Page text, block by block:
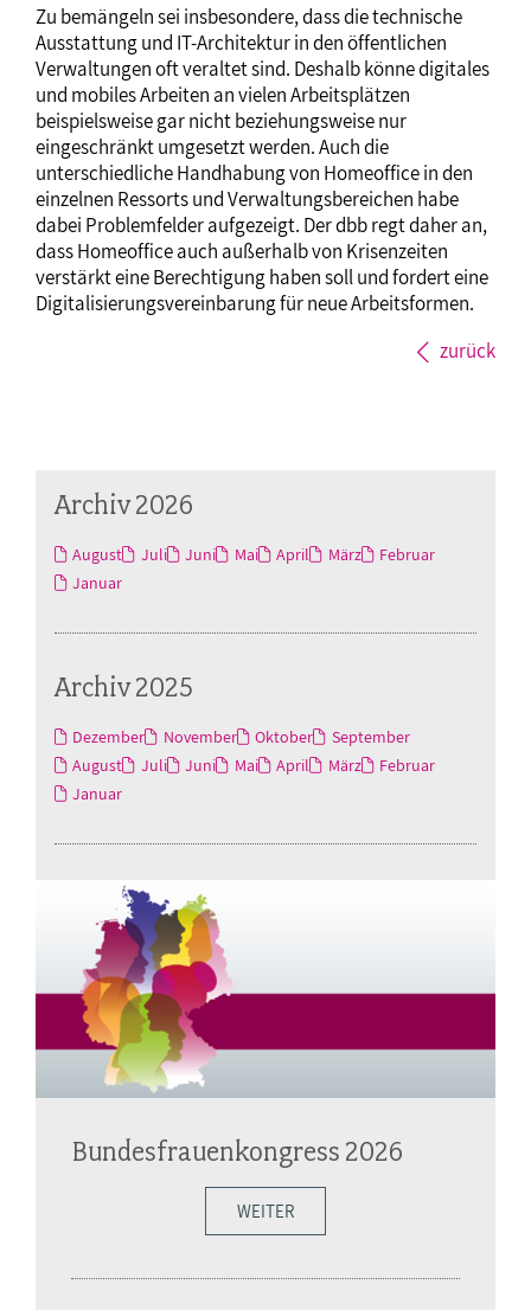
Zu bemängeln sei insbesondere, dass die technische
Ausstattung und IT-Architektur in den öffentlichen
Verwaltungen oft veraltet sind. Deshalb könne digitales
und mobiles Arbeiten an vielen Arbeitsplätzen
beispielsweise gar nicht beziehungsweise nur
eingeschränkt umgesetzt werden. Auch die
unterschiedliche Handhabung von Homeoffice in den
einzelnen Ressorts und Verwaltungsbereichen habe
dabei Problemfelder aufgezeigt. Der dbb regt daher an,
dass Homeoffice auch außerhalb von Krisenzeiten
verstärkt eine Berechtigung haben soll und fordert eine
Digitalisierungsvereinbarung für neue Arbeitsformen.
zurück
Archiv 2026
August Juli Juni Mai April März
Februar
Januar
Archiv 2025
Dezember November Oktober
September
August
Juli Juni Mai April März
Februar
Januar
Bundesfrauenkongress 2026
WEITER